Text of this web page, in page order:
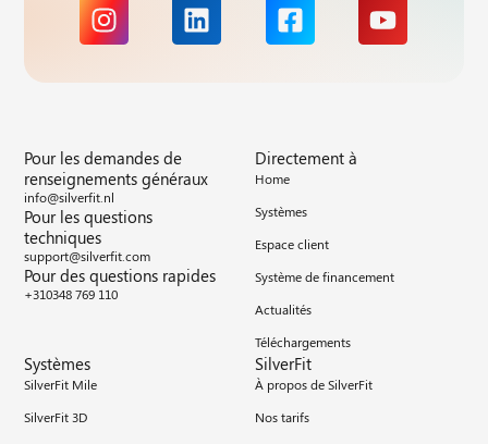
Pour les demandes de
renseignements généraux
info@silverfit.nl
Pour les questions
techniques
support@silverfit.com
Pour des questions rapides
+310348 769 110
Directement à
Home
Systèmes
Espace client
Système de financement
Actualités
Téléchargements
Systèmes
SilverFit Mile
SilverFit 3D
SilverFit
À propos de SilverFit
Nos tarifs